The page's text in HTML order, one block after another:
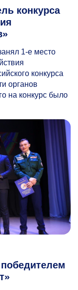
конкурса
1-е место
конкурса
органов
на конкурс было